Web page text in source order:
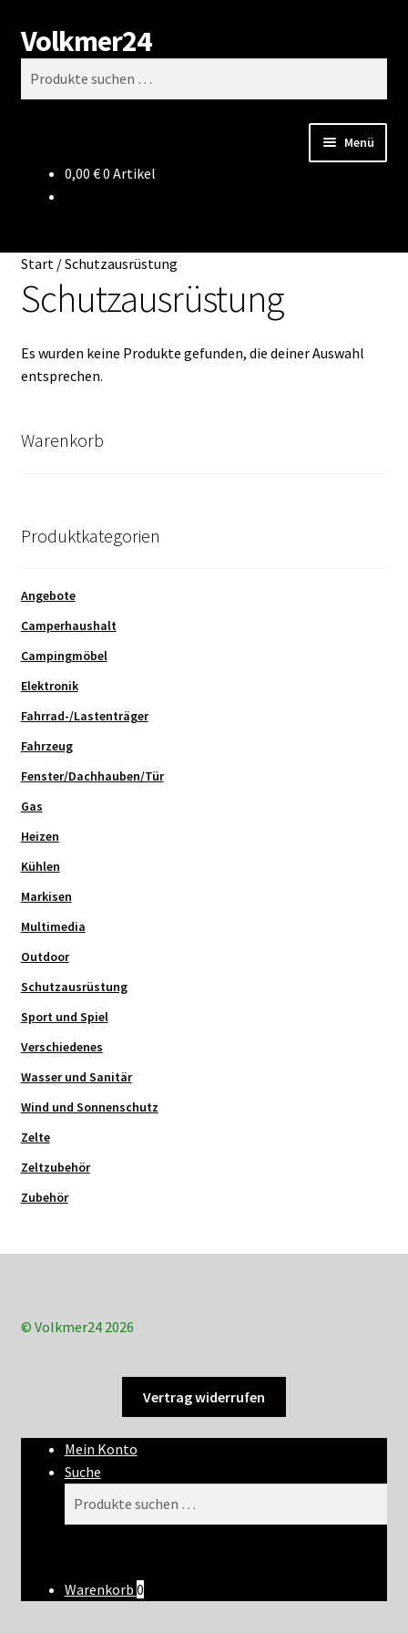
Zur
Navigation
springen
Zum
Inhalt
springen
Volkmer24
Suchen
Menü
Impressum
Impressum
Warenkorb
0,00 €0 Artikel
Start/Schutzausrüstung
Schutzausrüstung
Es wurden keine Produkte gefunden, die deiner Auswahl
entsprechen.
Warenkorb
Produktkategorien
Angebote
Camperhaushalt
Campingmöbel
Elektronik
Fahrrad-/Lastenträger
Fahrzeug
Fenster/Dachhauben/Tür
Gas
Heizen
Kühlen
Markisen
Multimedia
Outdoor
Schutzausrüstung
Sport und Spiel
Verschiedenes
Wasser und Sanitär
Wind und Sonnenschutz
Zelte
Zeltzubehör
Zubehör
© Volkmer24 2026
Vertrag widerrufen
Mein Konto
Suche
Warenkorb 0